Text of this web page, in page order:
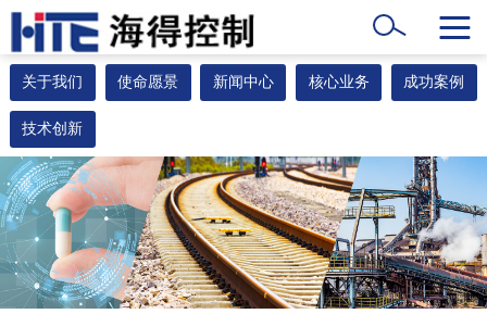
关于我们 使命愿景 新闻中心 核心业务 成功案例
技术创新